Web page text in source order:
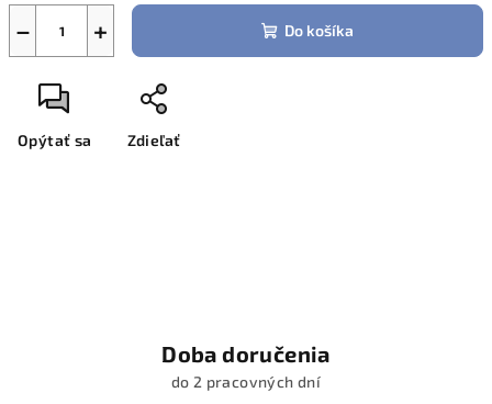
+
− Do košíka
Opýtať sa Zdieľať
Doba doručenia
do 2 pracovných dní